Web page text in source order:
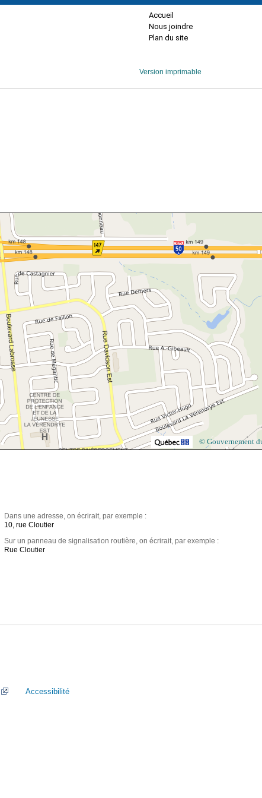
Accueil
Nous joindre
Plan du site
Version imprimable
© Gouvernement
Dans une adresse, on écrirait, par exemple :
10, rue Cloutier
Sur un panneau de signalisation routière, on écrirait, par exemple :
Rue Cloutier
Accessibilité